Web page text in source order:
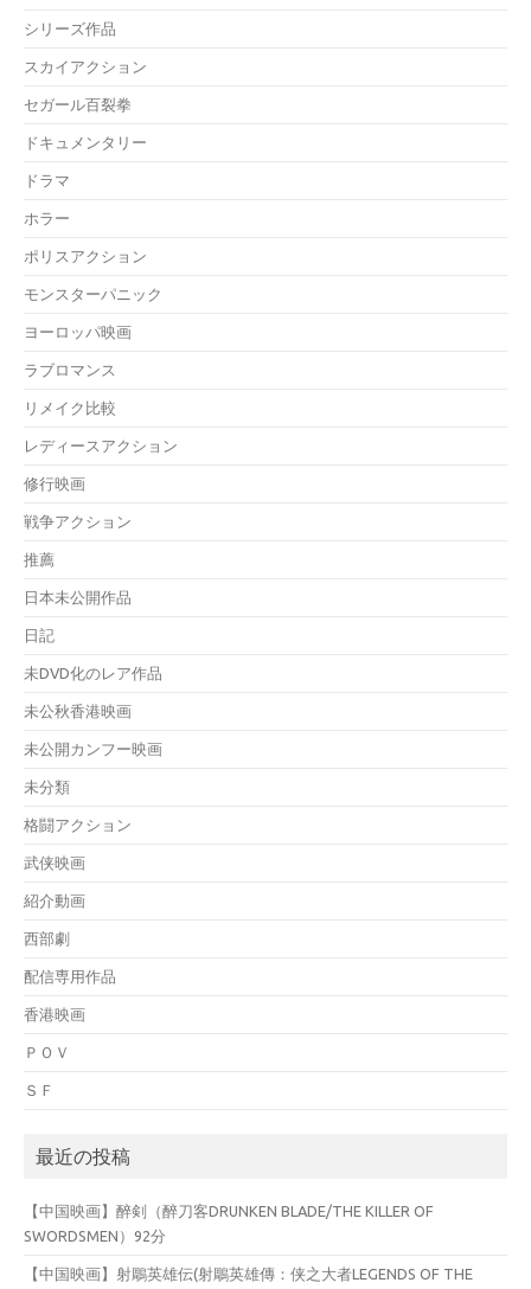
シリーズ作品
スカイアクション
セガール百裂拳
ドキュメンタリー
ドラマ
ホラー
ポリスアクション
モンスターパニック
ヨーロッパ映画
ラブロマンス
リメイク比較
レディースアクション
修行映画
戦争アクション
推薦
日本未公開作品
日記
未DVD化のレア作品
未公秋香港映画
未公開カンフー映画
未分類
格闘アクション
武侠映画
紹介動画
西部劇
配信専用作品
香港映画
ＰＯＶ
ＳＦ
最近の投稿
【中国映画】醉剣（醉刀客DRUNKEN BLADE/THE KILLER OF
SWORDSMEN）92分
【中国映画】射鵰英雄伝(射鵰英雄傳：侠之大者LEGENDS OF THE